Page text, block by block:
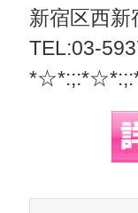
新宿区西
TEL:03-